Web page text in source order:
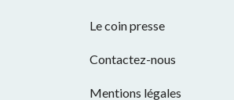
Le coin presse
Contactez-nous
Mentions légales